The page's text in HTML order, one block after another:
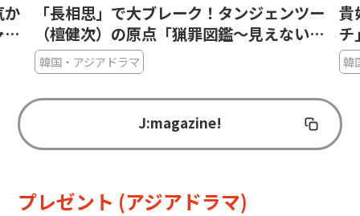
か
ッ
「長相思」で大ブレーク！タンジェンツー
（檀健次）の原点「猟罪図鑑～見えない肖
像画～」で光る目の演技
韓国・アジアドラマ
貴
チ
図
韓
J:magazine!
プレゼント (アジアドラマ)